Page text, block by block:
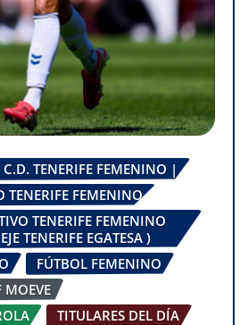
C.D. TENERIFE FEMENINO |
TENERIFE FEMENINO
TENERIFE FEMENINO
TENERIFE EGATESA )
FÚTBOL FEMENINO
MOEVE
TITULARES DEL DÍA